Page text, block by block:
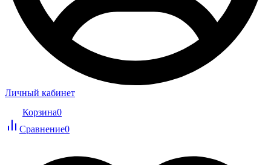
Личный кабинет
Корзина0
Сравнение0